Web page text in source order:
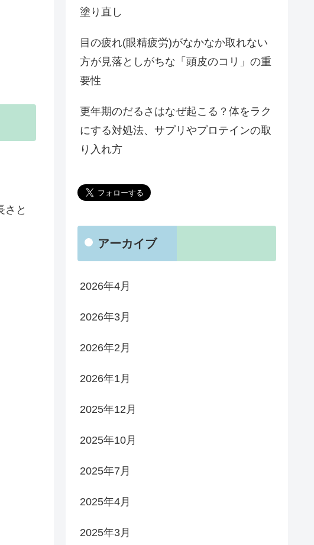
さと
塗り直し
目の疲れ(眼精疲労)がなかなか取れない
方が見落としがちな「頭皮のコリ」の重
要性
更年期のだるさはなぜ起こる？体をラク
にする対処法、サプリやプロテインの取
り入れ方
アーカイブ
2026年4月
2026年3月
2026年2月
2026年1月
2025年12月
2025年10月
2025年7月
2025年4月
2025年3月